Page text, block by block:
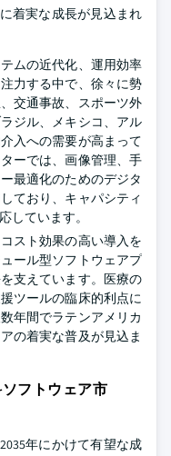
着実な成長が見込まれ
ムの近代化、運用効率
力する中で、徐々に勢
交通事故、スポーツ外
ジル、メキシコ、アル
入への需要が高まって
ーでは、画像管理、手
最適化のためのデジタ
ており、キャパシティ
しています。
スト効果の高い導入を
ール型ソフトウェアプ
支えています。医療の
ツールの臨床的利点に
年間でラテンアメリカ
の着実な普及が見込ま
フトウェア市
年にかけて有望な成